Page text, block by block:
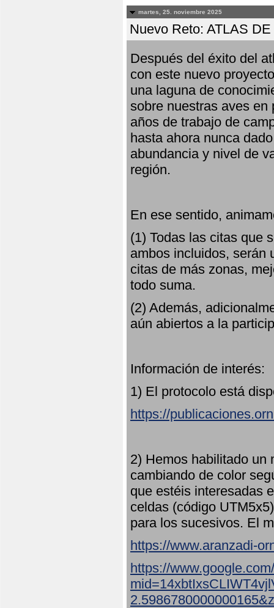
martes, 25. noviembre 2025
Nuevo Reto: ATLAS
Después del éxito del
con este nuevo
una laguna de
sobre nuestras aves en
años de trabajo de
hasta ahora nunca
abundancia y nivel de
región.
En ese sentido,
(1) Todas las citas que
ambos incluidos, serán
citas de más zonas,
todo suma.
(2) Además,
aún abiertos a la
Información de interés:
1) El protocolo está
https://
2) Hemos habilitado un
cambiando de color
que estéis interesadas
celdas (código
para los sucesivos. El
https://www.aranzadi-
https://